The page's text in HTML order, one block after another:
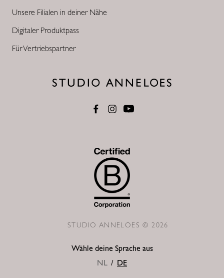
Unsere Filialen in deiner Nähe
Digitaler Produktpass
Für Vertriebspartner
Wähle deine Sprache aus
NL / DE
STUDIO ANNELOES © 2026